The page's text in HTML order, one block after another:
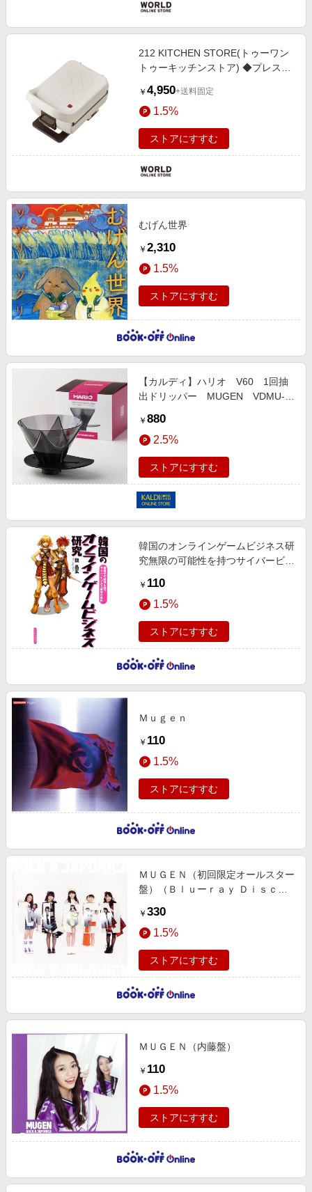
212 KITCHEN STORE(トゥーワン
トゥーキッチンストア) ◆プレスサ
＜recolte レコルト＞
￥ 4,950+送料固定
1.5%
ストアにすすむ
むげん世界
￥ 2,310
1.5%
ストアにすすむ
【カルディ】ハリオ V60 1回抽
出ドリッパー MUGEN VDMU-
￥ 880
2.5%
ストアにすすむ
韓国のオンラインゲームビジネス研
究無限の可能性を持つサイバービジ
￥ 110
1.5%
ストアにすすむ
Ｍｕｇｅｎ
￥ 110
1.5%
ストアにすすむ
ＭＵＧＥＮ（初回限定オールスター
盤）（Ｂｌｕーｒａｙ Ｄｉｓｃ
￥ 330
1.5%
ストアにすすむ
ＭＵＧＥＮ（内藤盤）
￥ 110
1.5%
ストアにすすむ